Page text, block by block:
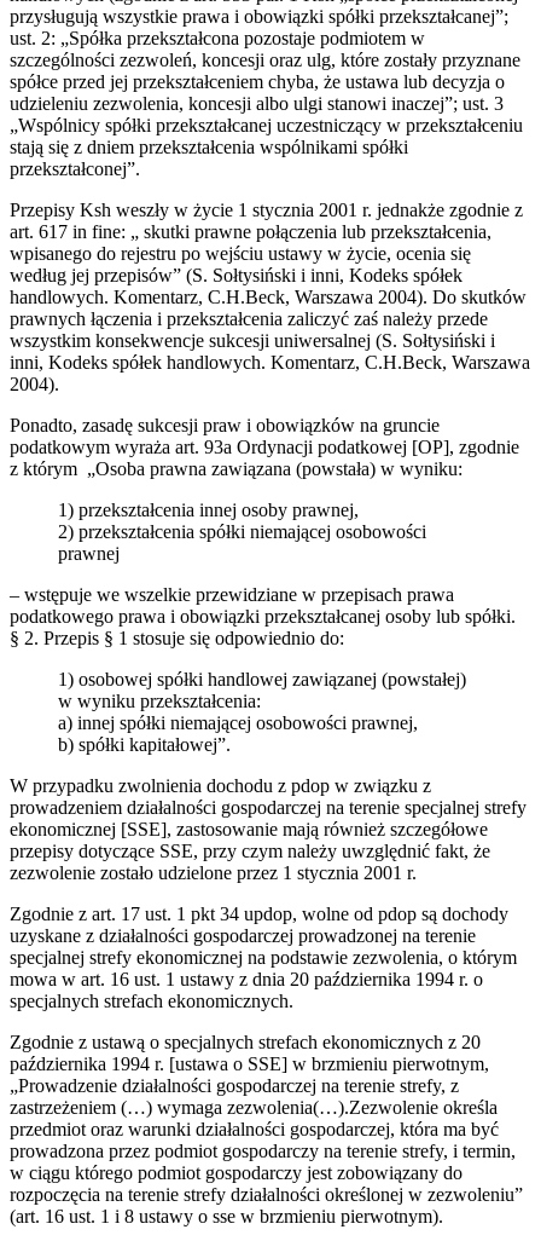
przysługują wszystkie prawa i obowiązki spółki przekształcanej”;
ust. 2: „Spółka przekształcona pozostaje podmiotem w
szczególności zezwoleń, koncesji oraz ulg, które zostały przyznane
spółce przed jej przekształceniem chyba, że ustawa lub decyzja o
udzieleniu zezwolenia, koncesji albo ulgi stanowi inaczej”; ust. 3
„Wspólnicy spółki przekształcanej uczestniczący w przekształceniu
stają się z dniem przekształcenia wspólnikami spółki
przekształconej”.
Przepisy Ksh weszły w życie 1 stycznia 2001 r. jednakże zgodnie z
art. 617 in fine: „ skutki prawne połączenia lub przekształcenia,
wpisanego do rejestru po wejściu ustawy w życie, ocenia się
według jej przepisów” (S. Sołtysiński i inni, Kodeks spółek
handlowych. Komentarz, C.H.Beck, Warszawa 2004). Do skutków
prawnych łączenia i przekształcenia zaliczyć zaś należy przede
wszystkim konsekwencje sukcesji uniwersalnej (S. Sołtysiński i
inni, Kodeks spółek handlowych. Komentarz, C.H.Beck, Warszawa
2004).
Ponadto, zasadę sukcesji praw i obowiązków na gruncie
podatkowym wyraża art. 93a Ordynacji podatkowej [OP], zgodnie
z którym „Osoba prawna zawiązana (powstała) w wyniku:
1) przekształcenia innej osoby prawnej,
2) przekształcenia spółki niemającej osobowości
prawnej
– wstępuje we wszelkie przewidziane w przepisach prawa
podatkowego prawa i obowiązki przekształcanej osoby lub spółki.
§ 2. Przepis § 1 stosuje się odpowiednio do:
1) osobowej spółki handlowej zawiązanej (powstałej)
w wyniku przekształcenia:
a) innej spółki niemającej osobowości prawnej,
b) spółki kapitałowej”.
W przypadku zwolnienia dochodu z pdop w związku z
prowadzeniem działalności gospodarczej na terenie specjalnej strefy
ekonomicznej [SSE], zastosowanie mają również szczegółowe
przepisy dotyczące SSE, przy czym należy uwzględnić fakt, że
zezwolenie zostało udzielone przez 1 stycznia 2001 r.
Zgodnie z art. 17 ust. 1 pkt 34 updop, wolne od pdop są dochody
uzyskane z działalności gospodarczej prowadzonej na terenie
specjalnej strefy ekonomicznej na podstawie zezwolenia, o którym
mowa w art. 16 ust. 1 ustawy z dnia 20 października 1994 r. o
specjalnych strefach ekonomicznych.
Zgodnie z ustawą o specjalnych strefach ekonomicznych z 20
października 1994 r. [ustawa o SSE] w brzmieniu pierwotnym,
„Prowadzenie działalności gospodarczej na terenie strefy, z
zastrzeżeniem (…) wymaga zezwolenia(…).Zezwolenie określa
przedmiot oraz warunki działalności gospodarczej, która ma być
prowadzona przez podmiot gospodarczy na terenie strefy, i termin,
w ciągu którego podmiot gospodarczy jest zobowiązany do
rozpoczęcia na terenie strefy działalności określonej w zezwoleniu”
(art. 16 ust. 1 i 8 ustawy o sse w brzmieniu pierwotnym).